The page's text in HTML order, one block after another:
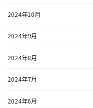
2024年10月
2024年9月
2024年8月
2024年7月
2024年6月